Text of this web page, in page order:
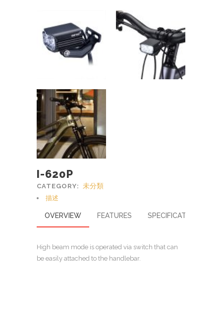
I-620P
CATEGORY: 未分類
描述
OVERVIEW FEATURES SPECIFICATIONS
High beam mode is operated via switch that can
be easily attached to the handlebar.